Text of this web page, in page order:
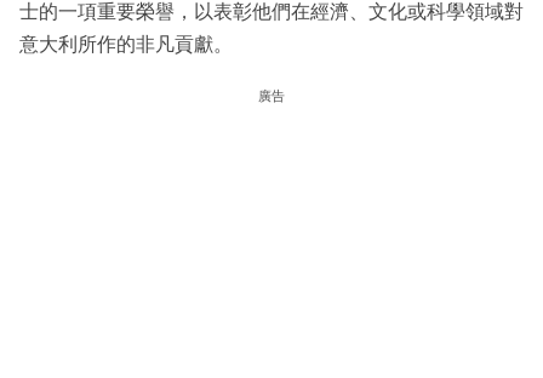
士的一項重要榮譽，以表彰他們在經濟、文化或科學領域對
意大利所作的非凡貢獻。
廣告